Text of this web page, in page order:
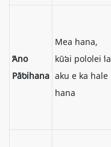
ʻAno
Pāʻoihana
Mea hana,
kūʻai pololei ʻia
aku e ka hale
hana